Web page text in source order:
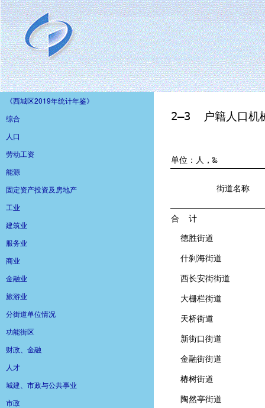
《西城区2019年统计年鉴》
综合
人口
劳动工资
能源
固定资产投资及房地产
工业
建筑业
服务业
商业
金融业
旅游业
分街道单位情况
功能街区
财政、金融
人才
城建、市政与公共事业
市政